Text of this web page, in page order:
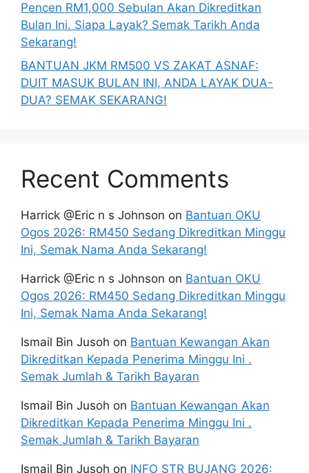
Pencen RM1,000 Sebulan Akan Dikreditkan
Bulan Ini. Siapa Layak? Semak Tarikh Anda
Sekarang!
BANTUAN JKM RM500 VS ZAKAT ASNAF:
DUIT MASUK BULAN INI, ANDA LAYAK DUA-
DUA? SEMAK SEKARANG!
Recent Comments
Harrick @Eric n s Johnson on Bantuan OKU
Ogos 2026: RM450 Sedang Dikreditkan Minggu
Ini, Semak Nama Anda Sekarang!
Harrick @Eric n s Johnson on Bantuan OKU
Ogos 2026: RM450 Sedang Dikreditkan Minggu
Ini, Semak Nama Anda Sekarang!
Ismail Bin Jusoh on Bantuan Kewangan Akan
Dikreditkan Kepada Penerima Minggu Ini .
Semak Jumlah & Tarikh Bayaran
Ismail Bin Jusoh on Bantuan Kewangan Akan
Dikreditkan Kepada Penerima Minggu Ini .
Semak Jumlah & Tarikh Bayaran
Ismail Bin Jusoh on INFO STR BUJANG 2026: